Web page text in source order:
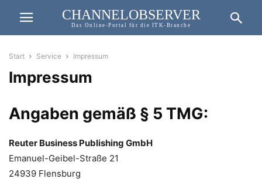
CHANNELOBSERVER
Das Online-Portal für die ITK-Branche
Start Service Impressum
Impressum
Angaben gemäß § 5 TMG:
Reuter Business Publishing GmbH
Emanuel-Geibel-Straße 21
24939 Flensburg